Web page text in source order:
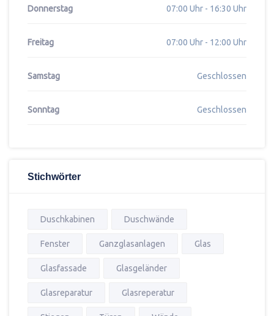
Donnerstag 07:00 Uhr - 16:30 Uhr
Freitag 07:00 Uhr - 12:00 Uhr
Samstag Geschlossen
Sonntag Geschlossen
Stichwörter
Duschkabinen Duschwände
Fenster Ganzglasanlagen Glas
Glasfassade Glasgeländer
Glasreparatur Glasreperatur